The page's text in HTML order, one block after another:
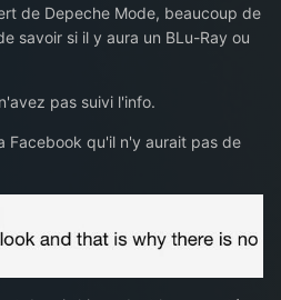
de Depeche Mode, beaucoup de
savoir si il y aura un BLu-Ray ou
pas suivi l'info.
Facebook qu'il n'y aurait pas de